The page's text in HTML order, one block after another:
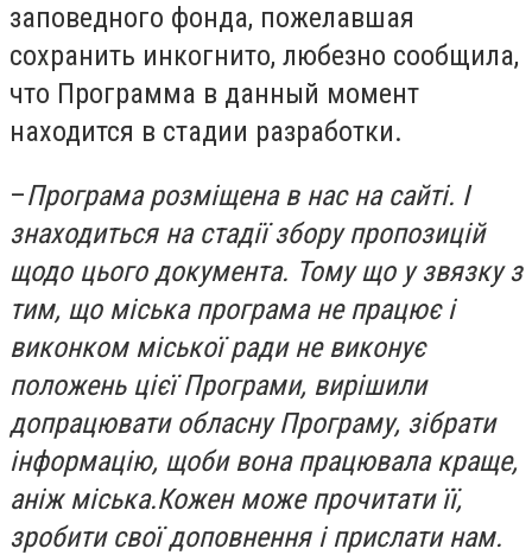
заповедного фонда, пожелавшая
сохранить инкогнито, любезно сообщила,
что Программа в данный момент
находится в стадии разработки.
–Програма розміщена в нас на сайті. І
знаходиться на стадії збору пропозицій
щодо цього документа. Тому що у звязку з
тим, що міська програма не працює і
виконком міської ради не виконує
положень цієї Програми, вирішили
допрацювати обласну Програму, зібрати
інформацію, щобивона працювала краще,
аніж міська.Кожен може прочитати її,
зробити свої доповнення і прислати нам.